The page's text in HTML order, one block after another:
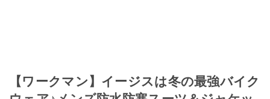
【ワークマン】イージスは冬の最強バイク